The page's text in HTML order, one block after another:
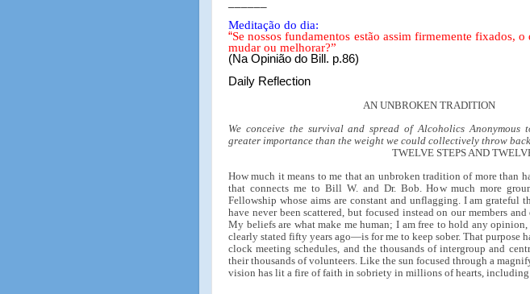
Meditação do dia:
“Se nossos fundamentos estão assim firmemente fixados, o
mudar ou melhorar?”
(Na Opinião do Bill. p.86)
Daily Reflection
AN UNBROKEN TRADITION
We conceive the survival and spread of Alcoholics Anonymous
greater importance than the weight we could collectively throw
TWELVE STEPS AND
How much it means to me that an unbroken tradition of more than
that connects me to Bill W. and Dr. Bob. How much more
Fellowship whose aims are constant and unflagging. I am grateful
have never been scattered, but focused instead on our members
My beliefs are what make me human; I am free to hold any
clearly stated fifty years ago—is for me to keep sober. That purpose
clock meeting schedules, and the thousands of intergroup and
their thousands of volunteers. Like the sun focused through a
vision has lit a fire of faith in sobriety in millions of hearts,